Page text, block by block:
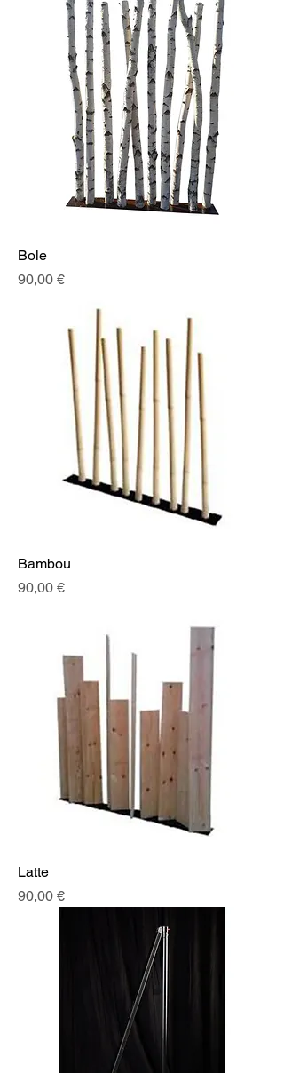
Bole
Prix
90,00 €
Bambou
Prix
90,00 €
Latte
Prix
90,00 €